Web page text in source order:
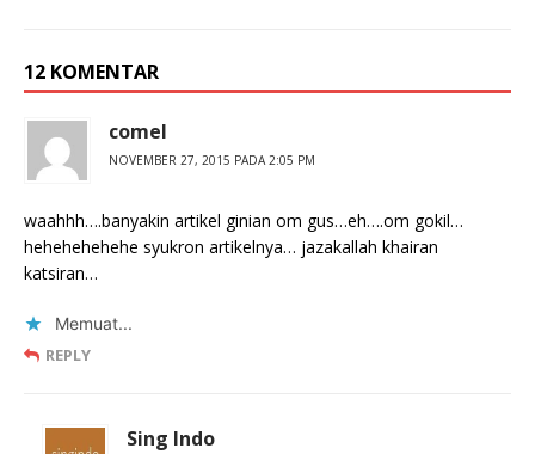
12 KOMENTAR
comel
NOVEMBER 27, 2015 PADA 2:05 PM
waahhh….banyakin artikel ginian om gus…eh….om gokil…
hehehehehehe syukron artikelnya… jazakallah khairan
katsiran…
Memuat...
REPLY
Sing Indo